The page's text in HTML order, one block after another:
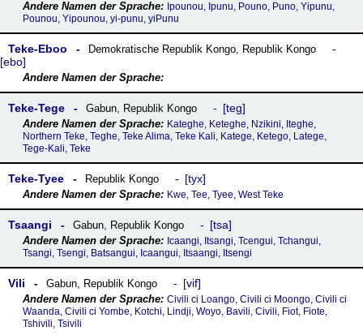
Ipounou, Ipunu, Pouno, Puno, Yipunu,
Pounou, Yipounou, yi-punu, yiPunu
Teke-Eboo Demokratische Republik Kongo, Republik Kongo
ebo
Teke-Tege Gabun, Republik Kongo teg
Kateghe, Keteghe, Nzikini, Iteghe,
Northern Teke, Teghe, Teke Alima, Teke Kali, Katege, Ketego, Latege,
Tege-Kali, Teke
Teke-Tyee Republik Kongo tyx
Kwe, Tee, Tyee, West Teke
Tsaangi Gabun, Republik Kongo tsa
Icaangi, Itsangi, Tcengui, Tchangui,
Tsangi, Tsengi, Batsangui, Icaangui, Itsaangi, Itsengi
Vili Gabun, Republik Kongo vif
Civili ci Loango, Civili ci Moongo, Civili ci
Waanda, Civili ci Yombe, Kotchi, Lindji, Woyo, Bavili, Civili, Fiot, Fiote,
Tshivili, Tsivili